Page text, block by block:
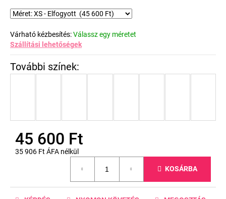
Várható kézbesítés:Válassz egy méretet
Szállítási lehetőségek
45 600 Ft
35 906 Ft ÁFA nélkül
KOSÁRBA